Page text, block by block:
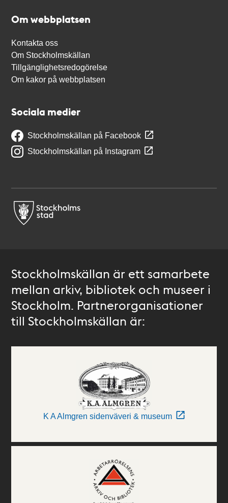
Om webbplatsen
Kontakta oss
Om Stockholmskällan
Tillgänglighetsredogörelse
Om kakor på webbplatsen
Sociala medier
Stockholmskällan på Facebook
Stockholmskällan på Instagram
Stockholmskällan är ett samarbete
mellan arkiv, bibliotek och museer i
Stockholm. Partnerorganisationer
till Stockholmskällan är:
K A Almgren sidenväveri & museum